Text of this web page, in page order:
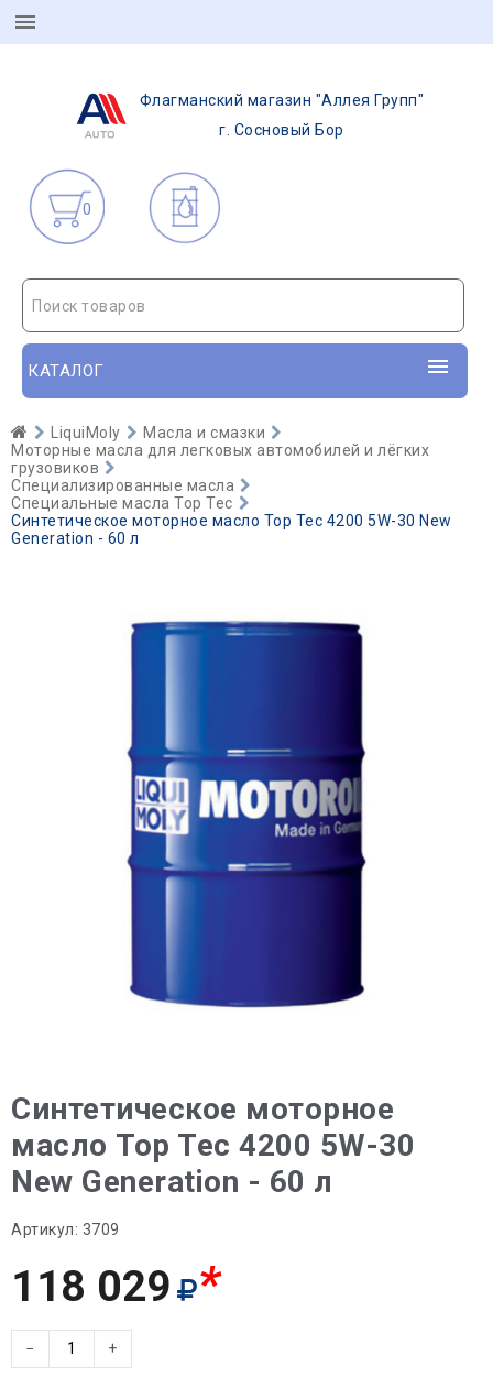
Флагманский магазин "Аллея Групп"
г. Сосновый Бор
0
Поиск товаров
КАТАЛОГ
LiquiMoly
Масла и смазки
Моторные масла для легковых автомобилей и лёгких
грузовиков
Специализированные масла
Специальные масла Top Tec
Синтетическое моторное масло Top Tec 4200 5W-30 New
Generation - 60 л
Синтетическое моторное
масло Top Tec 4200 5W-30
New Generation - 60 л
Артикул: 3709
118 029 *
− +